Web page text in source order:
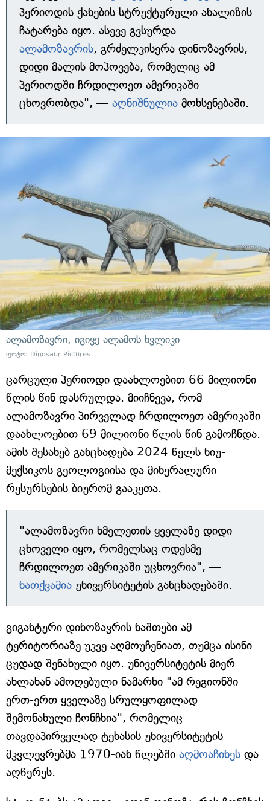
პერიოდის ქანების სტრუქტურული ანალიზის
ჩატარება იყო. ასევე გვსურდა
ალამოზავრის, გრძელკისერა დინოზავრის,
დიდი მალის მოპოვება, რომელიც ამ
პერიოდში ჩრდილოეთ ამერიკაში
ცხოვრობდა", — აღნიშნულია მოხსენებაში.
ალამოზავრი, იგივე ალამოს ხვლიკი
ფოტო: Dinosaur Pictures
ცარცული პერიოდი დაახლოებით 66 მილიონი
წლის წინ დასრულდა. მიიჩნევა, რომ
ალამოზავრი პირველად ჩრდილოეთ ამერიკაში
დაახლოებით 69 მილიონი წლის წინ გამოჩნდა.
ამის შესახებ განცხადება 2024 წელს ნიუ-
მექსიკოს გეოლოგიისა და მინერალური
რესურსების ბიურომ გააკეთა.
"ალამოზავრი ხმელეთის ყველაზე დიდი
ცხოველი იყო, რომელსაც ოდესმე
ჩრდილოეთ ამერიკაში უცხოვრია", —
ნათქვამია უნივერსიტეტის განცხადებაში.
გიგანტური დინოზავრის ნაშთები ამ
ტერიტორიაზე უკვე აღმოუჩენიათ, თუმცა ისინი
ცუდად შენახული იყო. უნივერსიტეტის მიერ
ახლახან ამოღებული ნამარხი "ამ რეგიონში
ერთ-ერთ ყველაზე სრულყოფილად
შემონახული ჩონჩხია", რომელიც
თავდაპირველად ტეხასის უნივერსიტეტის
მკვლევრებმა 1970-იან წლებში აღმოაჩინეს და
აღწერეს.